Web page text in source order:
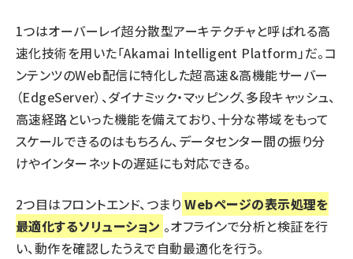
1つはオーバーレイ超分散型アーキテクチャと呼ばれる高
速化技術を用いた「Akamai Intelligent Platform」だ。コ
ンテンツのWeb配信に特化した超高速&高機能サーバー
（EdgeServer）、ダイナミック・マッピング、多段キャッシュ、
高速経路といった機能を備えており、十分な帯域をもって
スケールできるのはもちろん、データセンター間の振り分
けやインターネットの遅延にも対応できる。
2つ目はフロントエンド、つまり Webページの表示処理を
最適化するソリューション 。オフラインで分析と検証を行
い、動作を確認したうえで自動最適化を行う。